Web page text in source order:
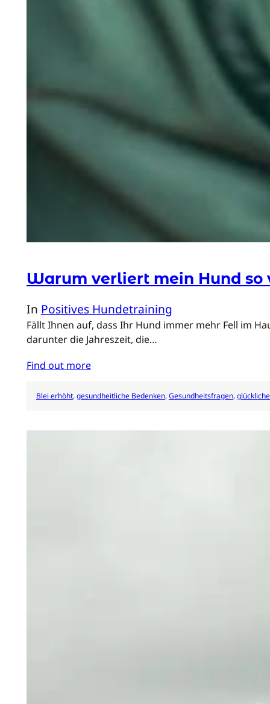
Warum verliert mein Hund so
In Positives Hundetraining
Fällt Ihnen auf, dass Ihr Hund immer mehr Fell im
darunter die Jahreszeit, die…
Find out more
Blei erhöht, gesundheitliche Bedenken, Gesundheitsfragen,